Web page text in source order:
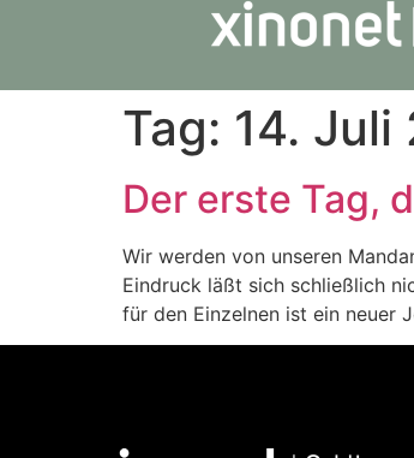
Tag: 14. Juli
Der erste Tag,
Wir werden von unseren
Eindruck läßt sich schließlich
für den Einzelnen ist ein neuer